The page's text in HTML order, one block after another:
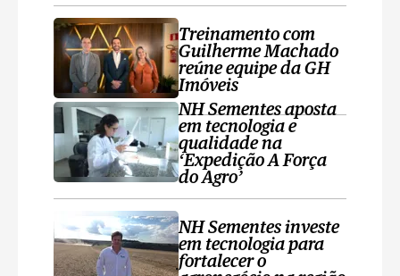
Treinamento com
Guilherme Machado
reúne equipe da GH
Imóveis
NH Sementes aposta
em tecnologia e
qualidade na
‘Expedição A Força
do Agro’
NH Sementes investe
em tecnologia para
fortalecer o